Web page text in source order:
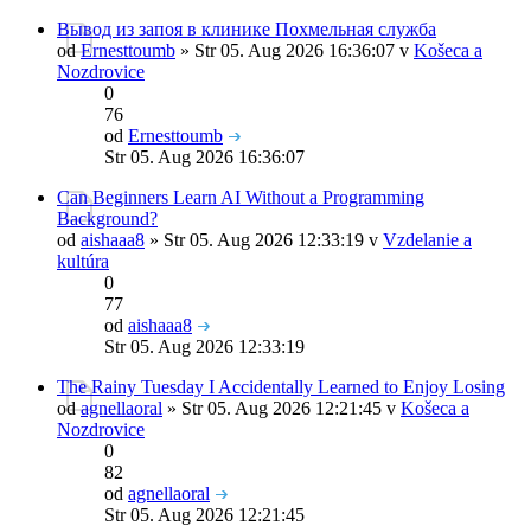
Вывод из запоя в клинике Похмельная служба
odErnesttoumb » Str 05. Aug 2026 16:36:07 v Košeca a
Nozdrovice
0
76
od Ernesttoumb
Str 05. Aug 2026 16:36:07
Can Beginners Learn AI Without a Programming
Background?
od aishaaa8 » Str 05. Aug 2026 12:33:19 v Vzdelanie a
kultúra
0
77
od aishaaa8
Str 05. Aug 2026 12:33:19
The Rainy Tuesday I Accidentally Learned to Enjoy Losing
odagnellaoral » Str 05. Aug 2026 12:21:45 v Košeca a
Nozdrovice
0
82
od agnellaoral
Str 05. Aug 2026 12:21:45